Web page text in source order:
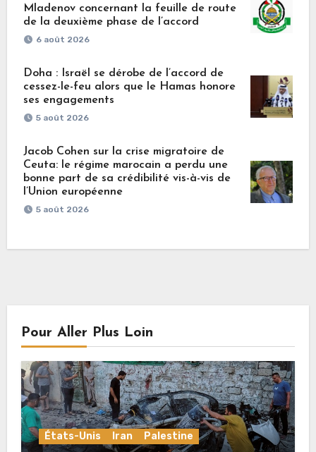
Mladenov concernant la feuille de route
de la deuxième phase de l’accord
6 août 2026
Doha : Israël se dérobe de l’accord de
cessez-le-feu alors que le Hamas honore
ses engagements
5 août 2026
Jacob Cohen sur la crise migratoire de
Ceuta: le régime marocain a perdu une
bonne part de sa crédibilité vis-à-vis de
l’Union européenne
5 août 2026
Pour Aller Plus Loin
États-Unis Iran Palestine